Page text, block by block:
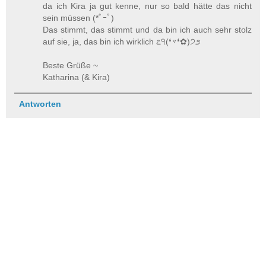
da ich Kira ja gut kenne, nur so bald hätte das nicht
sein müssen (*ﾟｰﾟ)ゞ
Das stimmt, das stimmt und da bin ich auch sehr stolz
auf sie, ja, das bin ich wirklich ೭੧(❛▿❛✿)੭೨
Beste Grüße ~
Katharina (& Kira)
Antworten